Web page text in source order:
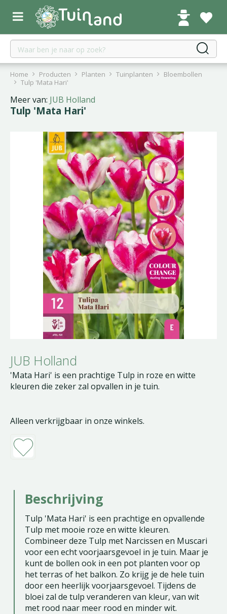
r
Home Producten Planten Tuinplanten
Bloembollen
Tulp 'Mata Hari'
Meer van: JUB Holland
Tulp 'Mata Hari'
JUB Holland
'Mata Hari' is een prachtige Tulp in roze en witte
kleuren die zeker zal opvallen in je tuin.
Alleen verkrijgbaar in onze winkels.
Beschrijving
Tulp 'Mata Hari' is een prachtige en opvallende
Tulp met mooie roze en witte kleuren.
Combineer deze Tulp met Narcissen en Muscari
voor een echt voorjaarsgevoel in je tuin. Maar je
kunt de bollen ook in een pot planten voor op
het terras of het balkon. Zo krijg je de hele tuin
door een heerlijk voorjaarsgevoel. Tijdens de
bloei zal de tulp veranderen van kleur, van wit
met rood naar meer rood en minder wit.